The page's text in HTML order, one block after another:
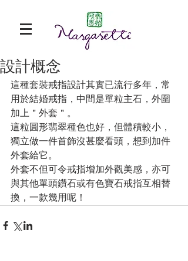
設計概念
這種套裝戒指設計其實已流行多年，常
用於結婚戒指，中間是單粒主石，外圍
加上＂外套＂。
這粒圓形翡翠種色也好，但體積較小，
獨立做一件首飾沒甚麼看頭，想到加件
外套給它。
外套不但可令戒指增加外觀美感，亦可
與其他單頭鑽石或有色寶石戒指互相替
換，一款幾用呢！